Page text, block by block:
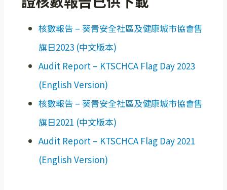
核數報告 – 葵青安全社區及健康城市協會售
旗日2023 (中文版本)
Audit Report – KTSCHCA Flag Day 2023
(English Version)
核數報告 – 葵青安全社區及健康城市協會售
旗日2021 (中文版本)
Audit Report – KTSCHCA Flag Day 2021
(English Version)